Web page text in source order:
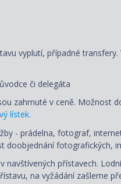
vyplutí, případné
či delegáta
zahrnuté v ceně. Možnost
lístek.
- prádelna, fotograf,
doobjednání fotografických,
navštívených přístavech.
na vyžádání zašleme